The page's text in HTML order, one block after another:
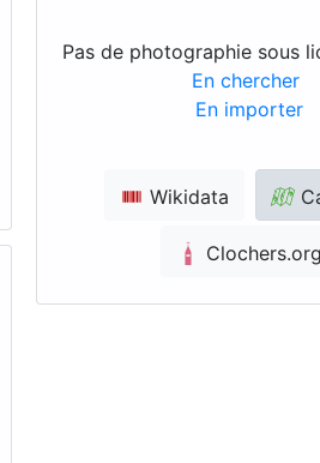
Pas de photographie sous
En chercher
En importer
Wikidata
Clochers.org